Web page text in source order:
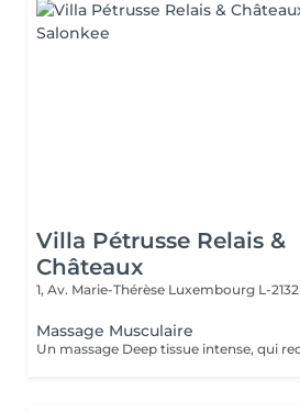
Villa Pétrusse Relais &
Châteaux
1, Av. Marie-Thérèse Luxembourg L-2132
Massage Musculaire